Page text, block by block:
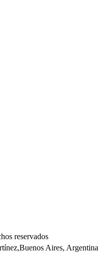
reservados
Aires, Argentina